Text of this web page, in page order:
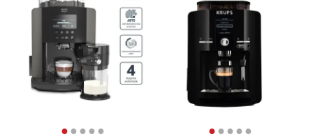
●● ● ● ● ●● ● ● ●